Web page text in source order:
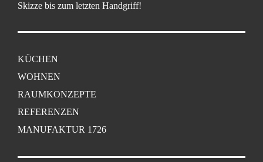
Skizze bis zum letzten Handgriff!
KÜCHEN
WOHNEN
RAUMKONZEPTE
REFERENZEN
MANUFAKTUR 1726